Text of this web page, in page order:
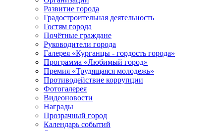
Развитие города
Градостроительная деятельность
Гостям города
Почётные граждане
Руководители города
Галерея «Курганцы - гордость города»
Программа «Любимый город»
Премия «Трудящаяся молодежь»
Противодействие коррупции
Фотогалерея
Видеоновости
Награды
Прозрачный город
Календарь событий